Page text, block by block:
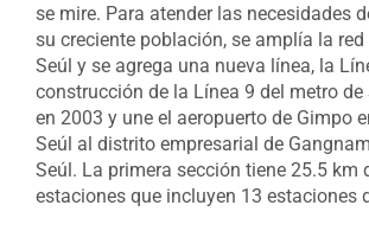
se mire. Para atender las necesidades
su creciente población, se amplía la red
Seúl y se agrega una nueva línea, la
construcción de la Línea 9 del metro de
en 2003 y une el aeropuerto de Gimpo
Seúl al distrito empresarial de
Seúl. La primera sección tiene 25.5 km
estaciones que incluyen 13 estaciones